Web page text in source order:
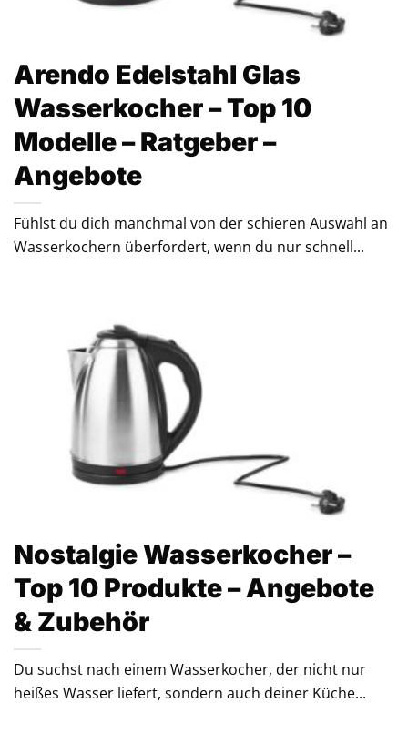
Arendo Edelstahl Glas
Wasserkocher – Top 10
Modelle – Ratgeber –
Angebote
Fühlst du dich manchmal von der schieren Auswahl an
Wasserkochern überfordert, wenn du nur schnell...
Nostalgie Wasserkocher –
Top 10 Produkte – Angebote
& Zubehör
Du suchst nach einem Wasserkocher, der nicht nur
heißes Wasser liefert, sondern auch deiner Küche...